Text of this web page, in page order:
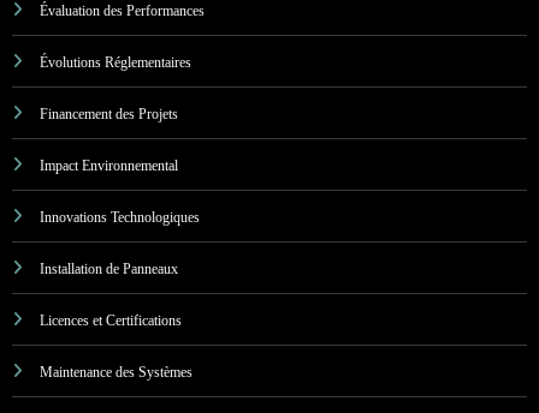
Évaluation des Performances
Évolutions Réglementaires
Financement des Projets
Impact Environnemental
Innovations Technologiques
Installation de Panneaux
Licences et Certifications
Maintenance des Systèmes